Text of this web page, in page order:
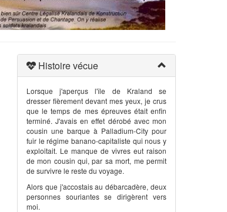
Histoire vécue
Lorsque j'aperçus l'île de Kraland se
dresser fièrement devant mes yeux, je crus
que le temps de mes épreuves était enfin
terminé. J'avais en effet dérobé avec mon
cousin une barque à Palladium-City pour
fuir le régime banano-capitaliste qui nous y
exploitait. Le manque de vivres eut raison
de mon cousin qui, par sa mort, me permit
de survivre le reste du voyage.
Alors que j'accostais au débarcadère, deux
personnes souriantes se dirigèrent vers
moi.